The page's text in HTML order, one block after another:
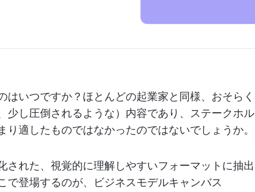
いつですか？ほとんどの起業家と同様、おそらく
少し圧倒されるような）内容であり、ステークホル
適したものではなかったのではないでしょうか。
された、視覚的に理解しやすいフォーマットに抽出
で登場するのが、ビジネスモデルキャンバス